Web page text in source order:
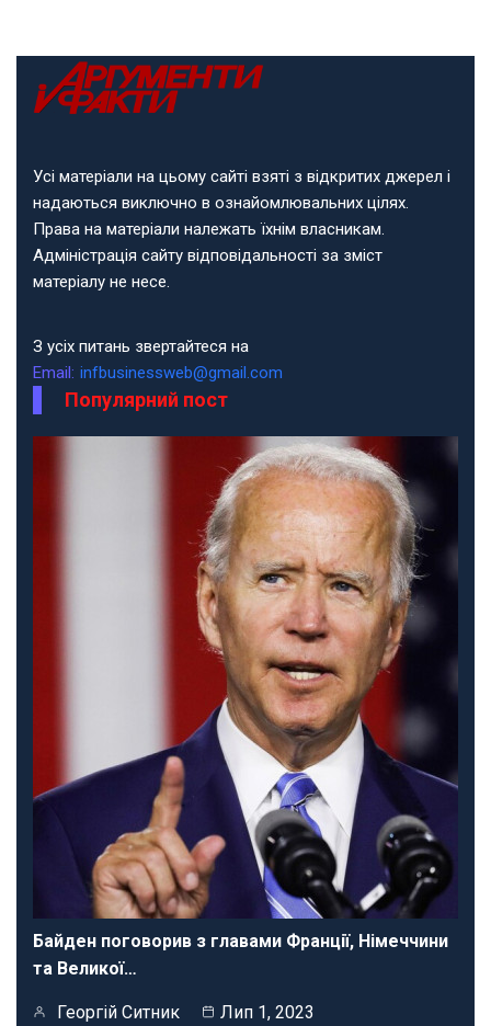
Усі матеріали на цьому сайті взяті з відкритих джерел і
надаються виключно в ознайомлювальних цілях.
Права на матеріали належать їхнім власникам.
Адміністрація сайту відповідальності за зміст
матеріалу не несе.
З усіх питань звертайтеся на
Email: infbusinessweb@gmail.com
Популярний пост
Байден поговорив з главами Франції, Німеччини
та Великої…
Георгій Ситник Лип 1, 2023